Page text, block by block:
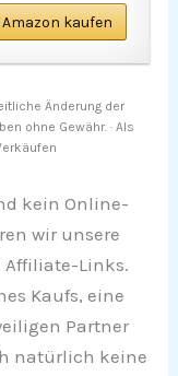
Amazon kaufen
Änderung der
ohne Gewähr. · Als
kein Online-
wir unsere
Affiliate-Links.
Kaufs, eine
Partner
natürlich keine